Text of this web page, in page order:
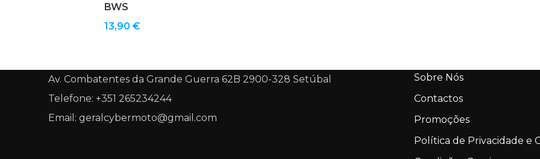
BWS
13,90 €
Av. Combatentes da Grande Guerra 62B 2900-328 Setúbal
Telefone: +351 265234244
Email: geralcybermoto@gmail.com
Sobre Nós
Contactos
Promoções
Política de Privacidade e